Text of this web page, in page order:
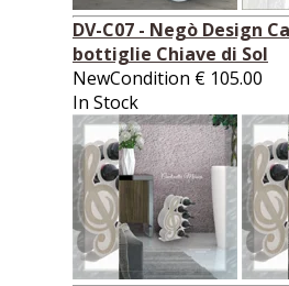
DV-C07 - Negò Design
bottiglie Chiave di Sol
NewCondition € 105.00
In Stock